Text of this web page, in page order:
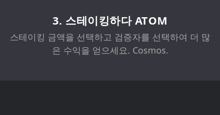
3. 스테이킹하다 ATOM
스테이킹 금액을 선택하고 검증자를 선택하여 더 많
은 수익을 얻으세요. Cosmos.